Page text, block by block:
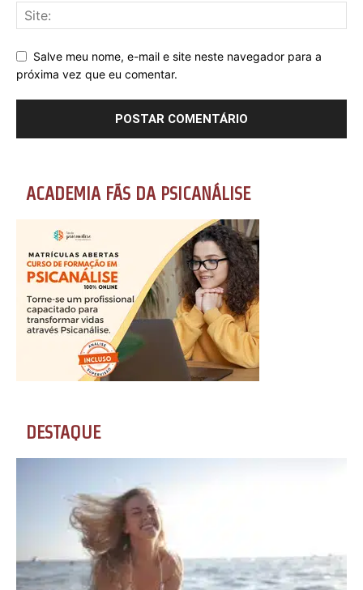
Salve meu nome, e-mail e site neste navegador para a
próxima vez que eu comentar.
ACADEMIA FÃS DA PSICANÁLISE
DESTAQUE